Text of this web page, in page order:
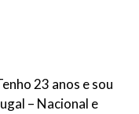
23 anos e sou
– Nacional e